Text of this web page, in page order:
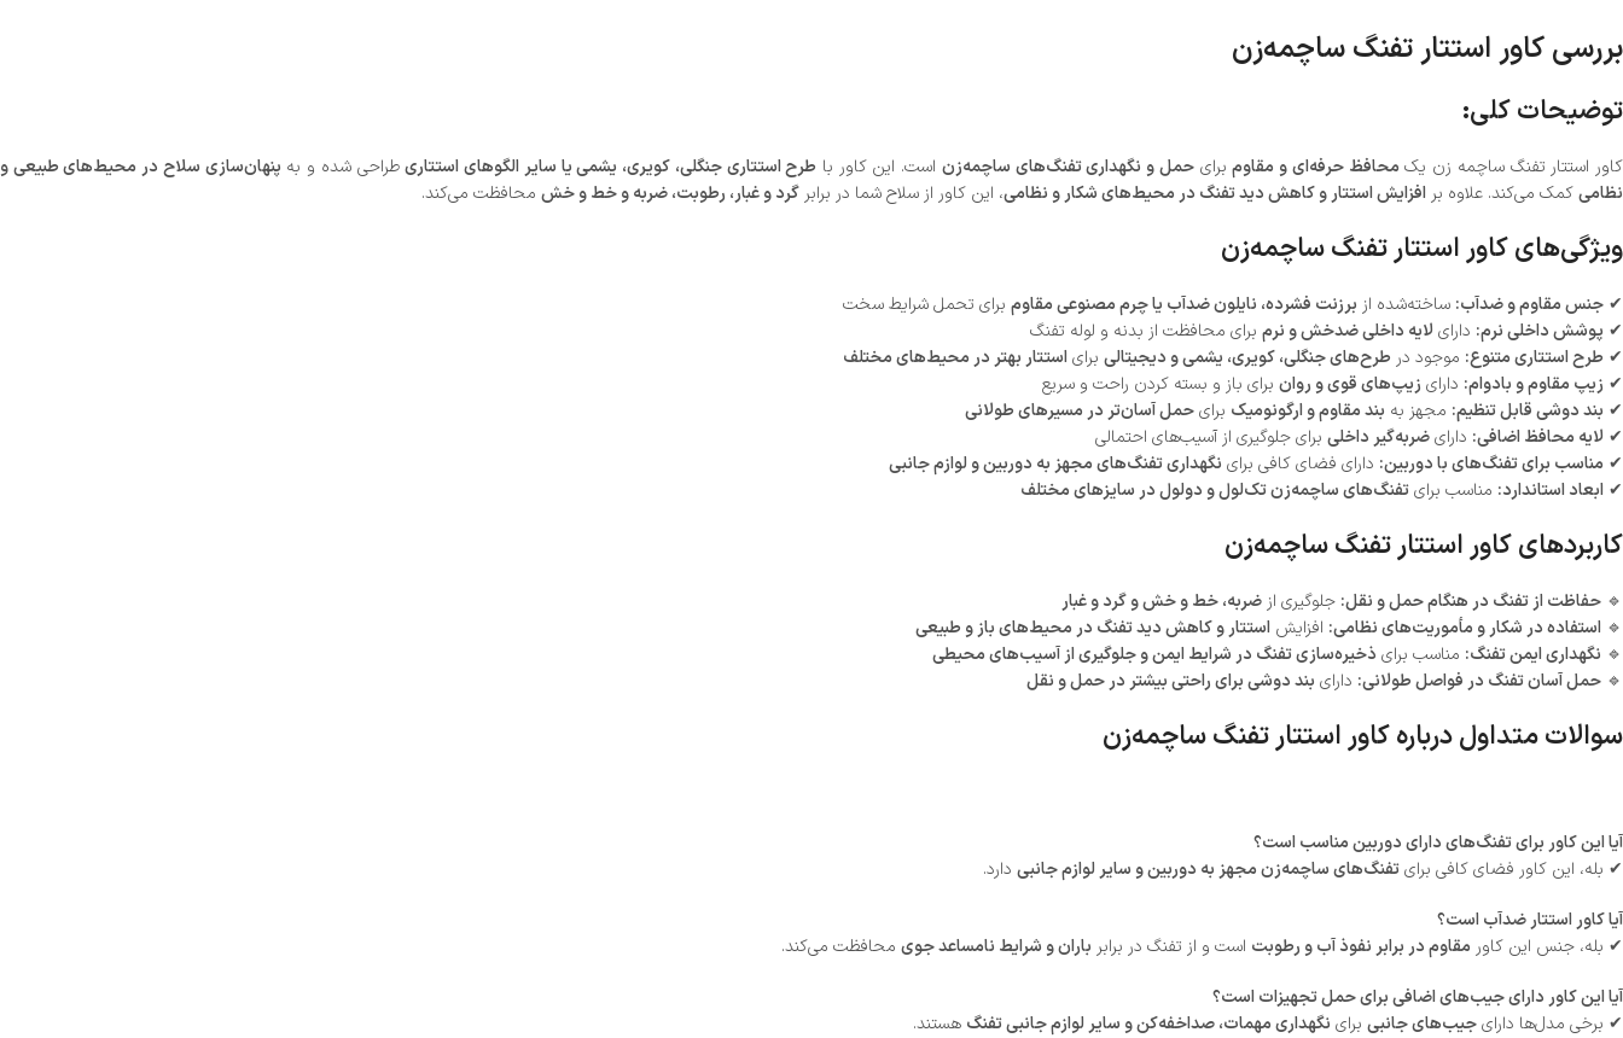
بررسی کاور استتار تفنگ ساچمه‌زن
توضیحات کلی:
کاور استتار تفنگ ساچمه زن یک محافظ حرفه‌ای و مقاومبرایحمل و نگهداری تفنگ‌های ساچمه‌زن است. این کاور با طرح استتاری جنگلی، کویری، یشمی یا سایر الگوهای استتاریطراحی شده و به پنهان‌سازی سلاح در محیط‌های طبیعی و
نظامیکمک می‌کند. علاوه بر افزایش استتار و کاهش دید تفنگ در محیط‌های شکار و نظامی، این کاور از سلاح شما در برابر گرد و غبار، رطوبت، ضربه و خط و خش محافظت می‌کند.
ویژگی‌های کاور استتار تفنگ ساچمه‌زن
✔ جنس مقاوم و ضدآب: ساخته‌شده از برزنت فشرده، نایلون ضدآب یا چرم مصنوعی مقاوم برای تحمل شرایط سخت
✔ پوشش داخلی نرم: دارای لایه داخلی ضدخش و نرم برای محافظت از بدنه و لوله تفنگ
✔ طرح استتاری متنوع: موجود در طرح‌های جنگلی، کویری، یشمی و دیجیتالی برای استتار بهتر در محیط‌های مختلف
✔ زیپ مقاوم و بادوام: دارای زیپ‌های قوی و روان برای باز و بسته کردن راحت و سریع
✔ بند دوشی قابل تنظیم: مجهز به بند مقاوم و ارگونومیک برایحمل آسان‌تر در مسیرهای طولانی
✔ لایه محافظ اضافی: دارایضربه‌گیر داخلی برای جلوگیری از آسیب‌های احتمالی
✔ مناسب برای تفنگ‌های با دوربین: دارای فضای کافی برای نگهداری تفنگ‌های مجهز به دوربین و لوازم جانبی
✔ ابعاد استاندارد: مناسب برایتفنگ‌های ساچمه‌زن تک‌لول و دولول در سایزهای مختلف
کاربردهای کاور استتار تفنگ ساچمه‌زن
🔹 حفاظت از تفنگ در هنگام حمل و نقل: جلوگیری از ضربه، خط و خش و گرد و غبار
🔹 استفاده در شکار و مأموریت‌های نظامی: افزایش استتار و کاهش دید تفنگ در محیط‌های باز و طبیعی
🔹 نگهداری ایمن تفنگ: مناسب برای ذخیره‌سازی تفنگ در شرایط ایمن و جلوگیری از آسیب‌های محیطی
🔹 حمل آسان تفنگ در فواصل طولانی: دارای بند دوشی برای راحتی بیشتر در حمل و نقل
سوالات متداول درباره کاور استتار تفنگ ساچمه‌زن
آیا این کاور برای تفنگ‌های دارای دوربین مناسب است؟
✔ بله، این کاور فضای کافی برایتفنگ‌های ساچمه‌زن مجهز به دوربین و سایر لوازم جانبی دارد.
آیا کاور استتار ضدآب است؟
✔ بله، جنس این کاور مقاوم در برابر نفوذ آب و رطوبت است و از تفنگ در برابر باران و شرایط نامساعد جوی محافظت می‌کند.
آیا این کاور دارای جیب‌های اضافی برای حمل تجهیزات است؟
✔ برخی مدل‌ها دارایجیب‌های جانبی برای نگهداری مهمات، صداخفه‌کن و سایر لوازم جانبی تفنگ هستند.